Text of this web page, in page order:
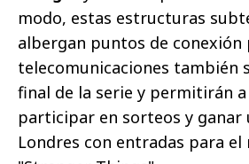
modo, estas estructuras
albergan puntos de conexión
telecomunicaciones también
final de la serie y permitirán
participar en sorteos y ganar
Londres con entradas para el